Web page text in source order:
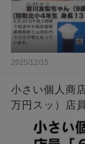
2025/12/15
小さい個人商
万円スッ）店
万円出しまし
た」俺「警察